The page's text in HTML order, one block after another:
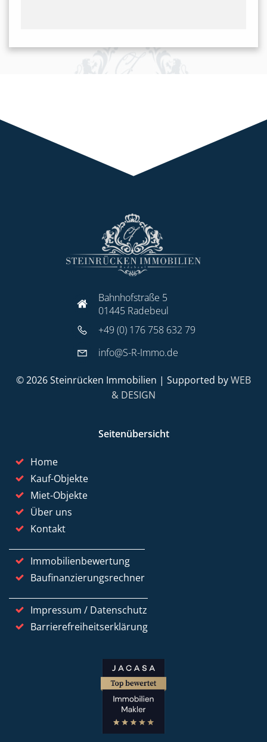
Bahnhofstraße 5
01445 Radebeul
+49 (0) 176 758 632 79
info@S-R-Immo.de
© 2026 Steinrücken Immobilien | Supported byWEB
& DESIGN
Seitenübersicht
Home
Kauf-Objekte
Miet-Objekte
Über uns
Kontakt
Immobilienbewertung
Baufinanzierungsrechner
Impressum / Datenschutz
Barrierefreiheitserklärung